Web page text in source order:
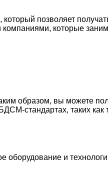
позволяет
которые
образом, вы можете
стандартах, таких
оборудование и